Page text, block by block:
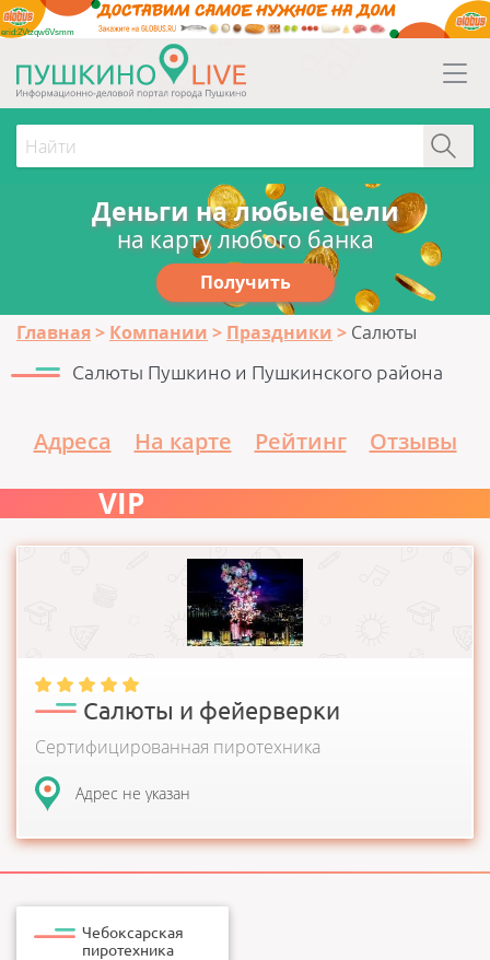
erid:2Vtzqw6Vsmm
Деньги на любые цели
на карту любого банка
Получить
Главная Компании Праздники Салюты
Салюты Пушкино и Пушкинского района
Адреса На карте Рейтинг Отзывы
VIP
Сертифицированная пиротехника на прямую от
производителя! Салюты, батареи салютов, наземные фонта...
Салюты и фейерверки
Сертифицированная пиротехника
Адрес не указан
Чебоксарская
пиротехника